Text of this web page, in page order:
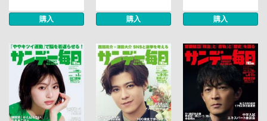
購入 購入 購入